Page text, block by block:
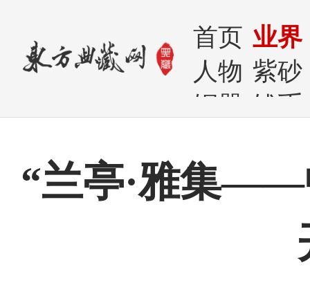
首页 业界
人物 紫砂
铜器
钱币
“兰亭·雅集——